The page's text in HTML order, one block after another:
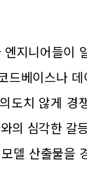
지니어들이
베이스나
도치 않게 경
의 심각한 갈
델 산출물을